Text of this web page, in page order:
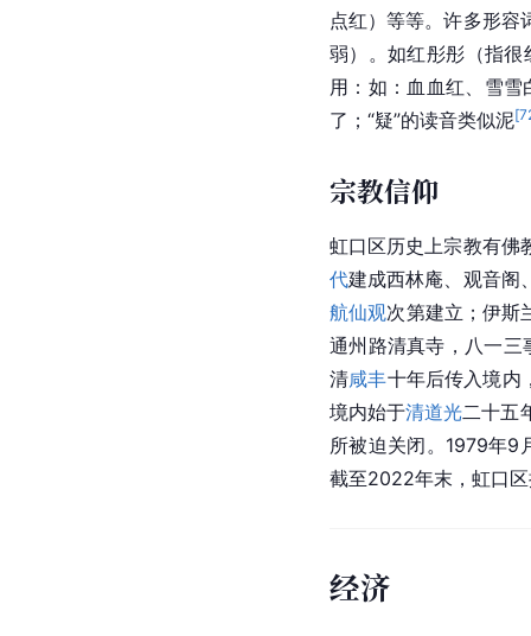
点红）等等。许多形容
弱）。如红彤彤（指
用：如：血血红、雪雪
了；“疑”的读音类似泥[
宗教信仰
虹口区历史上宗教有佛
代建成西林庵、观音阁
航仙观次第建立；伊斯
通州路清真寺，八一
清咸丰十年后传入境内
境内始于清道光二十五
所被迫关闭。1979年9
截至2022年末， 虹口区
经济